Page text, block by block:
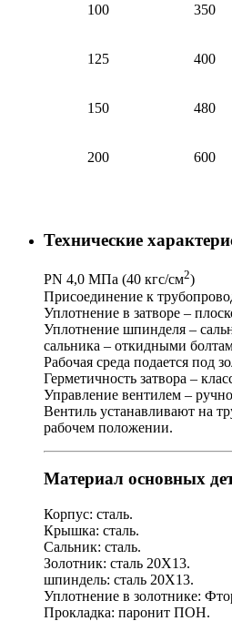
100 350
125 400
150 480
200 600
Технические
PN 4,0 МПа (40 кгс/см2)
Присоединение к
Уплотнение в затворе –
Уплотнение шпинделя –
сальника – откидными
Рабочая среда подается под
Герметичность затвора –
Управление вентилем –
Вентиль устанавливают на
рабочем положении.
Материал основных
Корпус: сталь.
Крышка: сталь.
Сальник: сталь.
Золотник: сталь 20Х13.
шпиндель: сталь 20Х13.
Уплотнение в золотнике:
Прокладка: паронит ПОН.